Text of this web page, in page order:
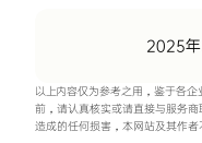
2025
以上内容仅为参考之用，鉴于各
前，请认真核实或请直接与服务
造成的任何损害，本网站及其作者